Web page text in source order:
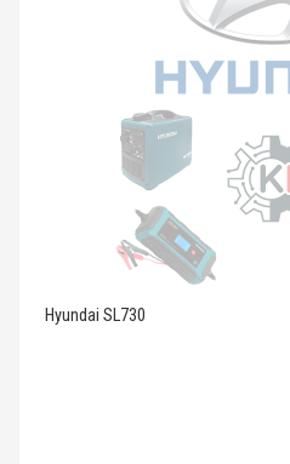
Hyundai SL730